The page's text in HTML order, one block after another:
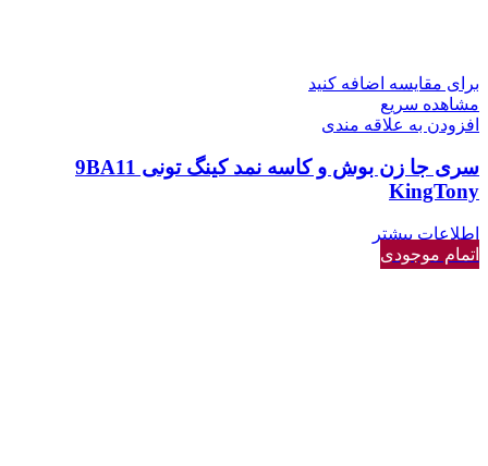
برای مقایسه اضافه کنید
مشاهده سریع
افزودن به علاقه مندی
سری جا زن بوش و کاسه نمد کینگ تونی 9BA11
KingTony
اطلاعات بیشتر
اتمام موجودی